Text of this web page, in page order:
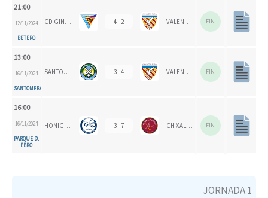
21:00
12/11/2024
BETERO
CD GINER DE LOS RÍOS 4 - 2 VALENCIA CH 1924 FIN
13:00
16/11/2024
SANTOMERA
SANTOMERA HC 3 - 4 VALENCIA CH FIN
16:00
16/11/2024
PARQUE D.
EBRO
HONIGVÖGEL HH 79 3 - 7 CH XALOC FIN
JORNADA 1